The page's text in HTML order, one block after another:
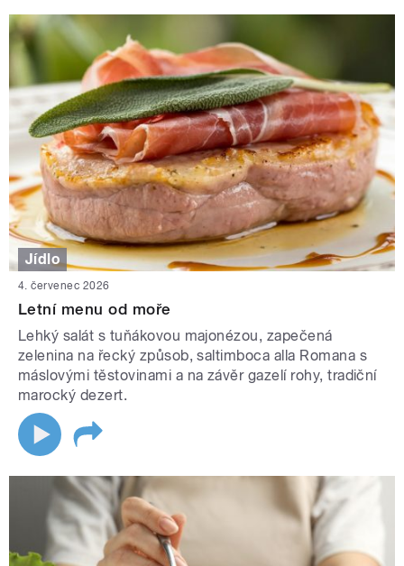
Jídlo
4. červenec 2026
Letní menu od moře
Lehký salát s tuňákovou majonézou, zapečená
zelenina na řecký způsob, saltimboca alla Romana s
máslovými těstovinami a na závěr gazelí rohy, tradiční
marocký dezert.